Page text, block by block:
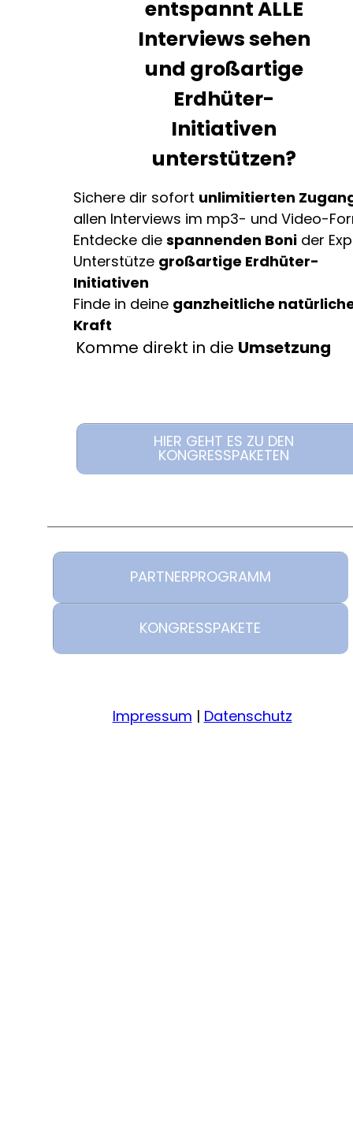
entspannt ALLE
Interviews sehen
und großartige
Erdhüter-
Initiativen
unterstützen?
Sichere dir sofort unlimitierten
allen Interviews im mp3- und Video-
Entdecke diespannenden Boni der
Unterstütze großartige Erdhüter-
Initiativen
Finde in deine ganzheitliche
Kraft
Komme direkt in die Umsetzung
HIER GEHT ES ZU DEN
KONGRESSPAKETEN
PARTNERPROGRAMM
KONGRESSPAKETE
Impressum | Datenschutz